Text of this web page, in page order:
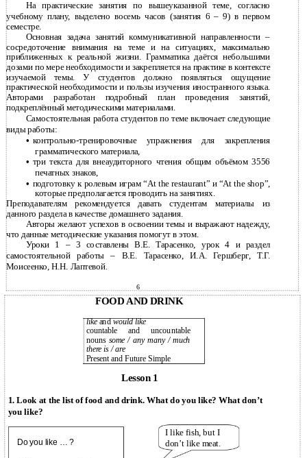
На практические занятия по вышеуказанной теме, согласно
учебному плану, выделено восемь часов (занятия 6 – 9) в первом
семестре.
Основная задача занятий коммуникативной направленности –
сосредоточение внимания на теме и на ситуациях, максимально
приближенных к реальной жизни. Грамматика даётся небольшими
дозами по мере необходимости и закрепляется на практике в контексте
изучаемой темы. У студентов должно появляться ощущение
практической необходимости и пользы изучения иностранного языка.
Авторами разработан подробный план проведения занятий,
подкреплённый методическими материалами.
Самостоятельная работа студентов по теме включает следующие
виды работы:
• контрольно-тренировочныеупражнения для закрепления
грамматического материала,
• три текста для внеаудиторного чтения общим объёмом 3556
печатных знаков,
• подготовку к ролевым играм “At the restaurant” и “At the shop”,
которые предполагается проводить на занятиях.
Преподавателям рекомендуется давать студентам материалы из
данного раздела в качестве домашнего задания.
Авторы желают успехов в освоении темы и выражают надежду,
что данные методические указания помогут в этом.
Уроки 1 – 3 составлены В.Е. Тарасенко, урок 4 и раздел
самостоятельной работы – В.Е. Тарасенко, И.А. Гершберг, Т.Г.
Моисеенко, Н.Н. Лаптевой.
6
FOOD AND DRINK
likeandwould like
countable and uncountable
nouns some / any many / much
there is / are
Present and Future Simple
Lesson 1
1. Look at the list of food and drink. What do you like? What don’t
you like?
Do you like … ?
I like fish, but I
don’t like meat.